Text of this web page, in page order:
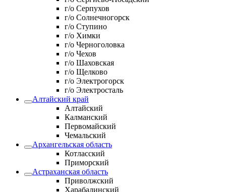
г/о Серпухов
г/о Солнечногорск
г/о Ступино
г/о Химки
г/о Черноголовка
г/о Чехов
г/о Шаховская
г/о Щелково
г/о Электрогорск
г/о Электросталь
Алтайский край
Алтайский
Калманский
Первомайский
Чемальский
Архангельская область
Котласский
Приморский
Астраханская область
Приволжский
Харабалинский